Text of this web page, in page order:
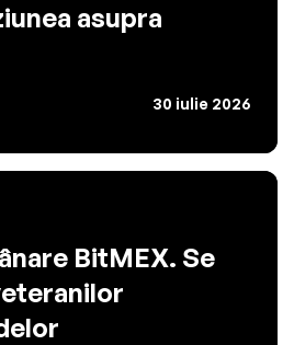
asupra
30 iulie 2026
BitMEX. Se